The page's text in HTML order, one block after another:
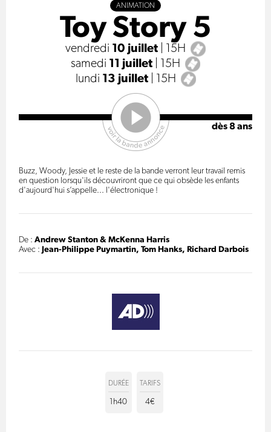
ANIMATION
Toy Story 5
vendredi 10 juillet | 15H
samedi 11 juillet | 15H
lundi 13 juillet | 15H
dès 8 ans
Buzz, Woody, Jessie et le reste de la bande verront leur travail remis
en question lorsqu'ils découvriront que ce qui obsède les enfants
d'aujourd'hui s’appelle... l'électronique !
De :Andrew Stanton & McKenna Harris
Avec :Jean-Philippe Puymartin, Tom Hanks, Richard Darbois
DURÉE
1h40
TARIFS
4€